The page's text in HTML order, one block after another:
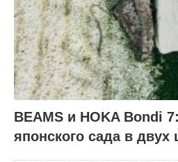
BEAMS и HOKA Bondi
японского сада в двух